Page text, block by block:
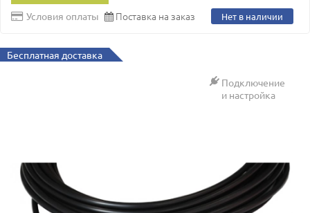
Условия оплаты Поставка на заказ Нет в наличии
Бесплатная доставка
Подключение
и настройка